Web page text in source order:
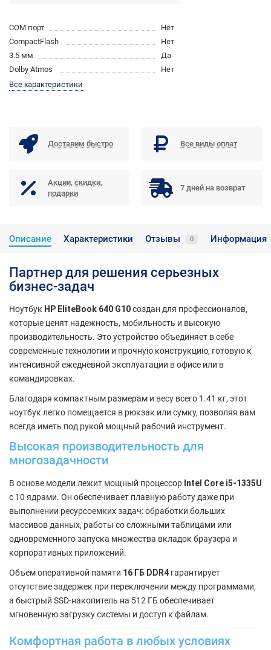
COM порт
Нет
CompactFlash
Нет
3.5 мм
Да
Dolby Atmos
Нет
Все характеристики
Доставим быстро Все виды оплат
Акции, скидки,
подарки
7 дней на возврат
Описание Характеристики Отзывы 0 Информация
Партнер для решения серьезных
бизнес-задач
Ноутбук HP EliteBook 640 G10создан для профессионалов,
которые ценят надежность, мобильность и высокую
производительность. Это устройство объединяет в себе
современные технологии и прочную конструкцию, готовую к
интенсивной ежедневной эксплуатации в офисе или в
командировках.
Благодаря компактным размерам и весу всего 1.41 кг, этот
ноутбук легко помещается в рюкзак или сумку, позволяя вам
всегда иметь под рукой мощный рабочий инструмент.
Высокая производительность для
многозадачности
В основе модели лежит мощный процессор Intel Core i5-1335U
с 10 ядрами. Он обеспечивает плавную работу даже при
выполнении ресурсоемких задач: обработки больших
массивов данных, работы со сложными таблицами или
одновременного запуска множества вкладок браузера и
корпоративных приложений.
Объем оперативной памяти 16 ГБ DDR4 гарантирует
отсутствие задержек при переключении между программами,
а быстрый SSD-накопитель на 512 ГБ обеспечивает
мгновенную загрузку системы и доступ к файлам.
Комфортная работа в любых условиях